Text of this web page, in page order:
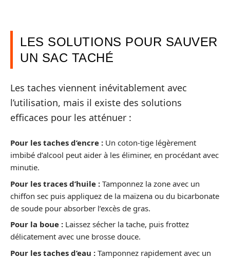
LES SOLUTIONS POUR SAUVER
UN SAC TACHÉ
Les taches viennent inévitablement avec
l’utilisation, mais il existe des solutions
efficaces pour les atténuer :
Pour les taches d’encre : Un coton-tige légèrement
imbibé d’alcool peut aider à les éliminer, en procédant avec
minutie.
Pour les traces d’huile : Tamponnez la zone avec un
chiffon sec puis appliquez de la maïzena ou du bicarbonate
de soude pour absorber l’excès de gras.
Pour la boue : Laissez sécher la tache, puis frottez
délicatement avec une brosse douce.
Pour les taches d’eau : Tamponnez rapidement avec un